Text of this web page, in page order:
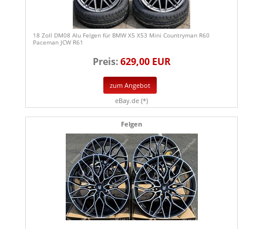
18 Zoll DM08 Alu Felgen für BMW X5 X53 Mini Countryman R60
Paceman JCW R61
Preis:629,00 EUR
zum Angebot
eBay.de (*)
Felgen